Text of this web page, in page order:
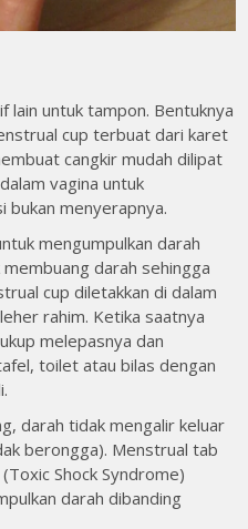
lain untuk tampon. Bentuknya
cup terbuat dari karet
cangkir mudah dilipat
vagina untuk
bukan menyerapnya.
mengumpulkan darah
darah sehingga
cup diletakkan di dalam
rahim. Ketika saatnya
melepasnya dan
toilet atau bilas dengan
darah tidak mengalir keluar
berongga). Menstrual tab
Shock Syndrome)
darah dibanding